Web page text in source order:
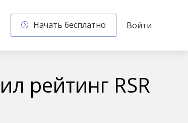
Начать бесплатно Войти
рейтинг RSR